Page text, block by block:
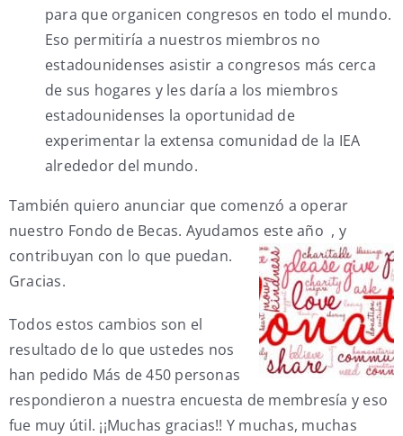
para que organicen congresos en todo el mundo.
Eso permitiría a nuestros miembros no
estadounidenses asistir a congresos más cerca
de sus hogares y les daría a los miembros
estadounidenses la oportunidad de
experimentar la extensa comunidad de la IEA
alrededor del mundo.
También quiero anunciar que comenzó a operar
nuestro Fondo de Becas. Ayudamos este año , y
contribuyan con lo que puedan.
Gracias.
Todos estos cambios son el
resultado de lo que ustedes nos
han pedido Más de 450 personas
respondieron a nuestra encuesta de membresía y eso
fue muy útil. ¡¡Muchas gracias!! Y muchas, muchas